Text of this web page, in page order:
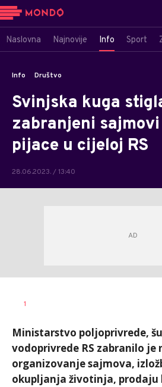
Naslovna Najnovije Info Sport
Info Društvo
Svinjska kuga
zabranjeni
pijace u cijeloj RS
28.06.2023. / 13:40
AUTOR
1
Ministarstvo poljoprivrede,
vodoprivrede RS zabranilo je
organizovanje sajmova,
okupljanja životinja, prodaju